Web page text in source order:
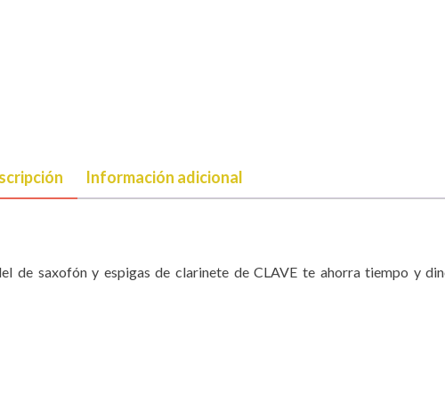
Información adicional
de saxofón y espigas de clarinete de CLAVE te ahorra tiempo y